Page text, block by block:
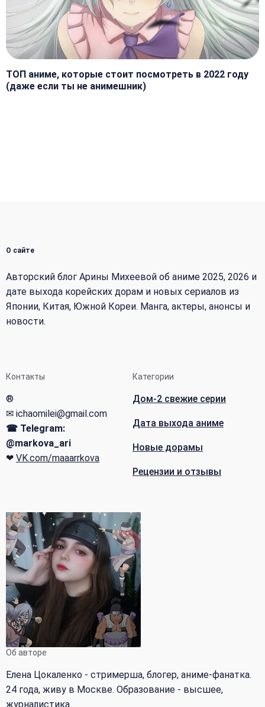
ТОП аниме, которые стоит посмотреть в 2022 году
(даже если ты не анимешник)
О сайте
Авторский блог Арины Михеевой об аниме 2025, 2026 и
дате выхода корейских дорам и новых сериалов из
Японии, Китая, Южной Кореи. Манга, актеры, анонсы и
новости.
Контакты
®
✉ ichaomilei@gmail.com
☎ Telegram:
@markova_ari
❤ VK.com/maaarrkova
Категории
Дом-2 свежие серии
Дата выхода аниме
Новые дорамы
Рецензии и отзывы
Об авторе
Елена Цокаленко - стримерша, блогер, аниме-фанатка.
24 года, живу в Москве. Образование - высшее,
журналистика.